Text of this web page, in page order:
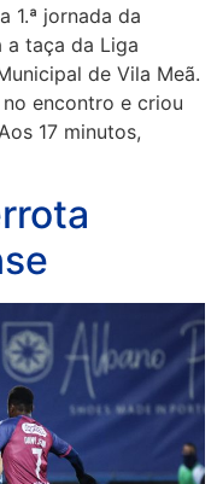
1.ª jornada da
a taça da Liga
de Vila Meã.
encontro e criou
17 minutos,